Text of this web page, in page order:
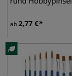
ab2,77 €